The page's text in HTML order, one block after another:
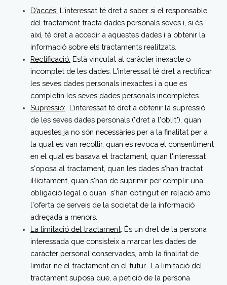
D’accés: L'interessat té dret a saber si el responsable
del tractament tracta dades personals seves i, si és
així, té dret a accedir a aquestes dades i a obtenir la
informació sobre els tractaments realitzats.
Rectificació: Està vinculat al caràcter inexacte o
incomplet de les dades. L'interessat té dret a rectificar
les seves dades personals inexactes i a que es
completin les seves dades personals incompletes.
Supressió: L’interessat té dret a obtenir la supressió
de les seves dades personals ("dret a l'oblit"), quan
aquestes ja no són necessàries per a la finalitat per a
la qual es van recollir, quan es revoca el consentiment
en el qual es basava el tractament, quan l'interessat
s'oposa al tractament, quan les dades s'han tractat
il·lícitament, quan s'han de suprimir per complir una
obligació legal o quan s'han obtingut en relació amb
l'oferta de serveis de la societat de la informació
adreçada a menors.
La limitació del tractament: És un dret de la persona
interessada que consisteix a marcar les dades de
caràcter personal conservades, amb la finalitat de
limitar-ne el tractament en el futur. La limitació del
tractament suposa que, a petició de la persona